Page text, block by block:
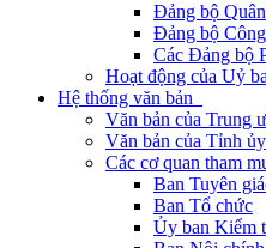
Đảng bộ
Đảng bộ
Các Đảng bộ
Hoạt động của Uỷ
Hệ thống văn bản
Văn bản của Trung
Văn bản của Tỉnh ủy
Các cơ quan tham
Ban Tuyên
Ban Tổ chức
Ủy ban Kiểm